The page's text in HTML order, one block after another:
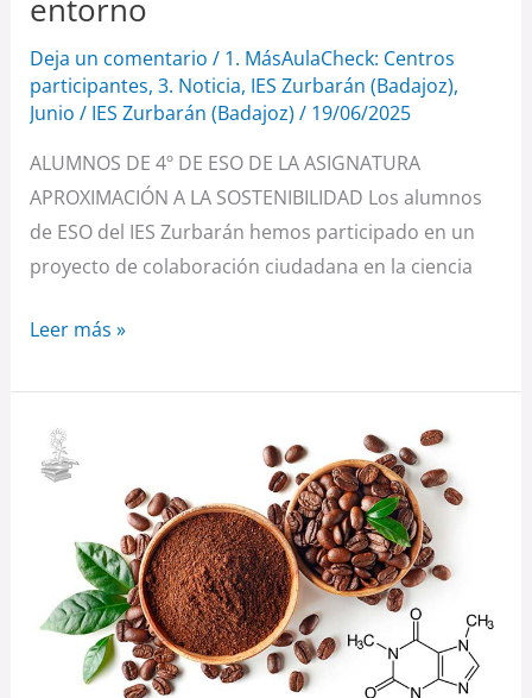
entorno
Deja un comentario / 1. MásAulaCheck: Centros
participantes, 3. Noticia, IES Zurbarán (Badajoz),
Junio / IES Zurbarán (Badajoz) / 19/06/2025
ALUMNOS DE 4º DE ESO DE LA ASIGNATURA
APROXIMACIÓN A LA SOSTENIBILIDAD Los alumnos
de ESO del IES Zurbarán hemos participado en un
proyecto de colaboración ciudadana en la ciencia
Leer más »
“CAFÉ…
TU
AMIGO…
TU
ENEMIGO?»